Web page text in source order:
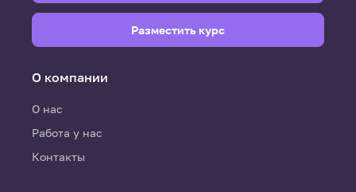
О компании
О нас
Работа у нас
Контакты
Разместить курс